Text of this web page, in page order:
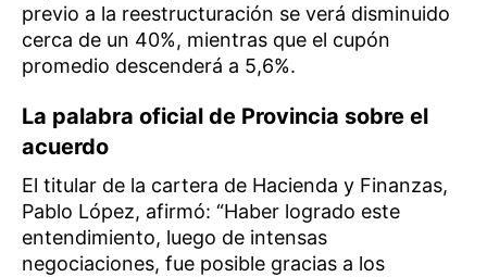
previo a la reestructuración se verá disminuido
cerca de un 40%, mientras que el cupón
promedio descenderá a 5,6%.
La palabra oficial de Provincia sobre el
acuerdo
El titular de la cartera de Hacienda y Finanzas,
Pablo López, afirmó: “Haber logrado este
entendimiento, luego de intensas
negociaciones, fue posible gracias a los